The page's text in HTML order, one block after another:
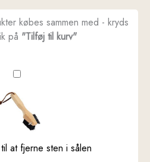
købes sammen med - kryds
på "Tilføj til kurv"
Skobørste
til
at
fjerne
sten
i
at fjerne sten i sålen